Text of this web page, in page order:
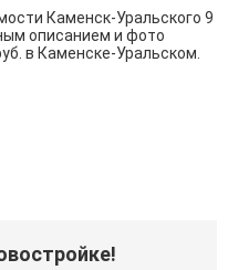
Каменск-Уральского 9
описанием и фото
в Каменске-Уральском.